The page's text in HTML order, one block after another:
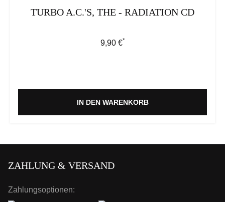
TURBO A.C.'S, THE - RADIATION CD
Regulärer Preis:
9,90 €*
IN DEN WARENKORB
ZAHLUNG & VERSAND
Zahlungsoptionen: